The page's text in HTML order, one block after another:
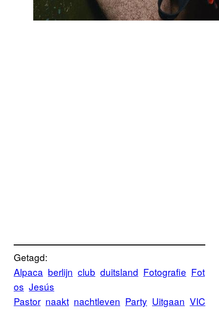
Getagd:
Alpaca berlijn club duitsland Fotografie Fot
os Jesús
Pastor naakt nachtleven Party Uitgaan VIC